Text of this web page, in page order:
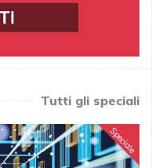
Tutti gli speciali
Speciale